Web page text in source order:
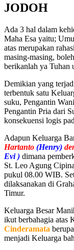
JODOH
Ada 3 hal dalam
Maha Esa yaitu;
atas merupakan
masing-masing,
berikanlah ya Tuhan
Demikian yang
terbentuk satu
suku, Pengantin
Pengantin Pria dari
konsekuensi logis
Adapun Keluarga
Hartanto (Henry)
Evi ) dimana
St. Leo Agung
pukul 08.00 WIB.
dilaksanakan di
Timur.
Keluarga Besar
ikut berbahagia atas
Cinderamata
menjadi Keluarga